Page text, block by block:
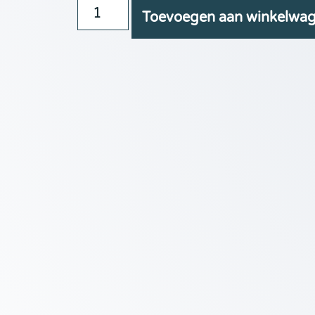
Toevoegen aan